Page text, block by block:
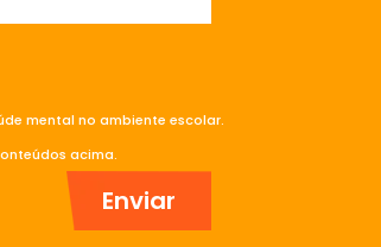
mental no ambiente escolar.
acima.